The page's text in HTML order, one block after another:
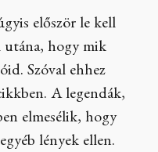
először le kell
hogy mik
Szóval ehhez
A legendák,
elmesélik, hogy
lények ellen.